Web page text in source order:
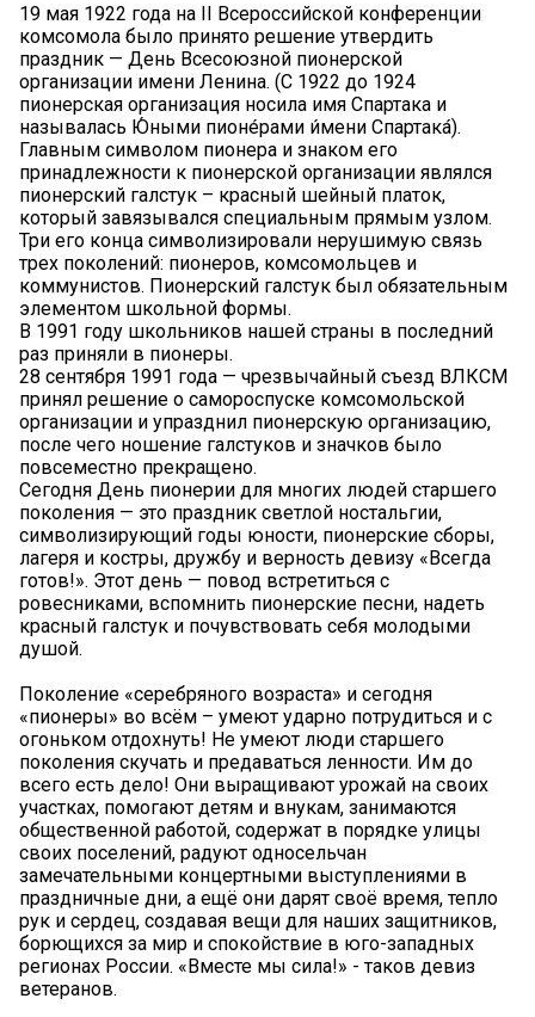
19 мая 1922 года на II Всероссийской конференции
комсомола было принято решение утвердить
праздник — День Всесоюзной пионерской
организации имени Ленина. (С 1922 до 1924
пионерская организация носила имя Спартака и
называлась Ю́ными пионе́рами и́мени Спартака́).
Главным символом пионера и знаком его
принадлежности к пионерской организации являлся
пионерский галстук – красный шейный платок,
который завязывался специальным прямым узлом.
Три его конца символизировали нерушимую связь
трех поколений: пионеров, комсомольцев и
коммунистов. Пионерский галстук был обязательным
элементом школьной формы.
В 1991 году школьников нашей страны в последний
раз приняли в пионеры.
28 сентября 1991 года — чрезвычайный съезд ВЛКСМ
принял решение о самороспуске комсомольской
организации и упразднил пионерскую организацию,
после чего ношение галстуков и значков было
повсеместно прекращено.
Сегодня День пионерии для многих людей старшего
поколения — это праздник светлой ностальгии,
символизирующий годы юности, пионерские сборы,
лагеря и костры, дружбу и верность девизу «Всегда
готов!». Этот день — повод встретиться с
ровесниками, вспомнить пионерские песни, надеть
красный галстук и почувствовать себя молодыми
душой.
Поколение «серебряного возраста» и сегодня
«пионеры» во всём – умеют ударно потрудиться и с
огоньком отдохнуть! Не умеют люди старшего
поколения скучать и предаваться ленности. Им до
всего есть дело! Они выращивают урожай на своих
участках, помогают детям и внукам, занимаются
общественной работой, содержат в порядке улицы
своих поселений, радуют односельчан
замечательными концертными выступлениями в
праздничные дни, а ещё они дарят своё время, тепло
рук и сердец, создавая вещи для наших защитников,
борющихся за мир и спокойствие в юго-западных
регионах России. «Вместе мы сила!» - таков девиз
ветеранов.